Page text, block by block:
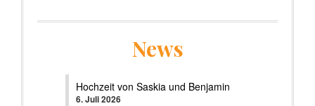
News
Hochzeit von Saskia und Benjamin
6. Juli 2026